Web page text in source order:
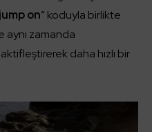
on” koduyla birlikte
aynı zamanda
daha hızlı bir